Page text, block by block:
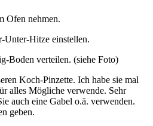
Ofen nehmen.
Unter-Hitze einstellen.
Boden verteilen. (siehe Foto)
Koch-Pinzette. Ich habe sie mal
alles Mögliche verwende. Sehr
auch eine Gabel o.ä. verwenden.
geben.